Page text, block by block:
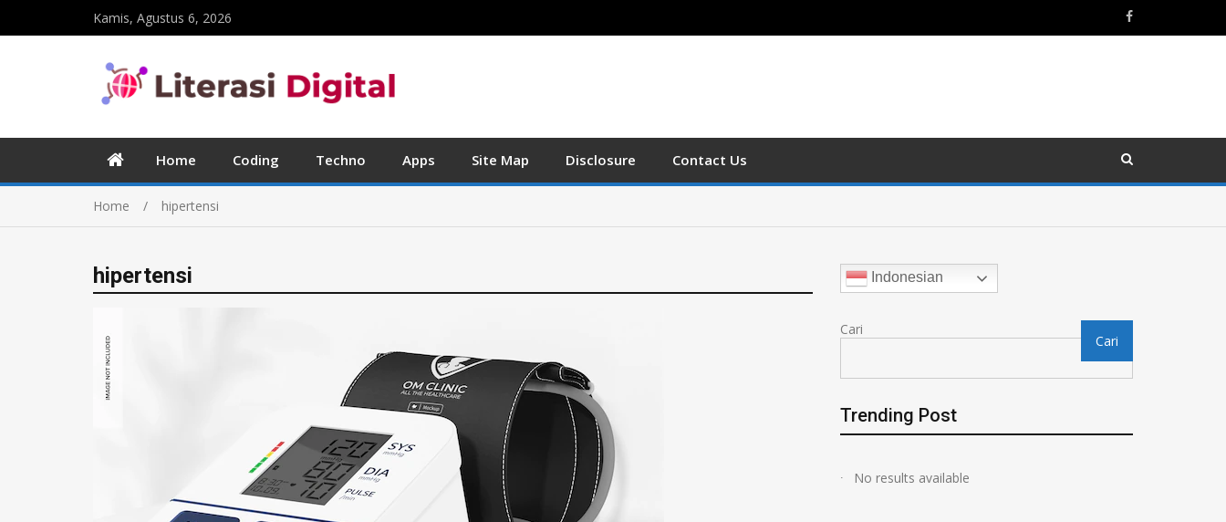
Kamis, Agustus 6, 2026
Home Coding Techno Apps Site Map Disclosure Contact Us
Home hipertensi
hipertensi Indonesian
Cari
Cari
Trending Post
No results available